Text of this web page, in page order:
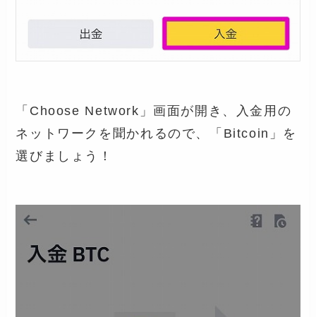
「Choose Network」画面が開き、入金用の
ネットワークを聞かれるので、「Bitcoin」を
選びましょう！